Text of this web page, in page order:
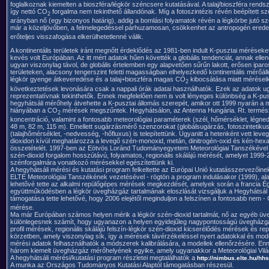
foglalkoznak kiemelten a bioszféra/légkör széncsere kutatásával. A talaj/bioszféra
így nettó CO2 forgalma nem tekinthető állandónak. Míg a fotoszintézis révén beépített
arányban nő (egy bizonyos határig), addig a bomlási folyamatok révén a légkörbe jutó
már a közeljövőben, a felmelegedéssel párhuzamosan, csökkenhet az antropogén
erőteljes visszafogása elkerülhetetlenné válik.
A kontinentális területek iránt megnőtt érdeklődés az 1981-ben indult K-pusztai
kevés volt Európában. Az itt mért adatok hűen követték a globális tendenciát, annak
ugyan viszonylag távol, de globális értelemben egy alapvetően sűrűn lakott, erősen
területeken, alacsony tengerszint feletti magasságban elhelyezkedő kontinentális
légkör gyenge átkeveredése és a talaj+bioszféra magas CO2 kibocsátása miatt
következtetések levonására csak a nappali órák adatai használhatók. Ezek az adatok
reprezentatívnak tekinthetők. Ennek megfelelően nem is volt lényeges különbség a K-
hegyhátsáli mérőhely átvehette a K-pusztai állomás szerepét, amikor ott 1999 nyarán a
hiányában a CO2 mérések megszűntek. Hegyhátsálon, az Antenna Hungária. Rt.
koncentráció, valamint a fontosabb meteorológiai paraméterek (szél, hőmérséklet,
48 m, 82 m, 115 m). Emellett sugárzásmérő szenzorokat (globálsugárzás,
(talajhőmérséklet, -nedvesség, -hőfluxus) is telepítettünk. Ugyanitt a hetenként vett
dioxidon kívül meghatározza a levegő szén-monoxid, metán, dinitrogén-oxid és kén-
összetételét. 1997-ben az Eötvös Loránd Tudományegyetem Meteorológiai
szén-dioxid forgalom hosszútávú, folyamatos, regionális skálájú mérését, amelyet
szénforgalmára vonatkozó mérésekkel egészítettünk ki.
A hegyhátsáli mérési és kutatási program felkeltette az Európai Unió
ELTE Meteorológiai Tanszékének vezetésével - rögtön a program indulásakor (1999),
lehetővé tette az alkalmi repülőgépes mérések megkezdését, amelyek során a francia
együttműködésben a légkör üvegházgáz tartalmának eloszlását vizsgáljuk a
támogatása tette lehetővé, hogy 2006 elejétől meginduljon a felszínen a fontosabb nem -
mérése.
Ma már Európában számos helyen mérik a légkör szén-dioxid tartalmát, nő az egyéb
különlegesnek számít, hogy ugyanazon a helyen egyidejűleg nagypontosságú
profil mérések, regionális skálájú felszín-légkör szén-dioxid kicserélődés mérések és
körzetben, amely viszonylag sík, így a mérések távérzékeléssel nyert adatokkal és
mérési adatok felhasználhatók a módszerek kalibrálására, a modellek ellenőrzésére.
három kiemelt üvegházgáz mérőhelyének egyike, amely ugyanakkor a Meteorológiai
A hegyhátsáli mérési/kutatási program részletei megtalálhatók a http://nimbus.elte.hu/hhs
A munka az Országos Tudományos Kutatási Alaptól támogatásban részesül.